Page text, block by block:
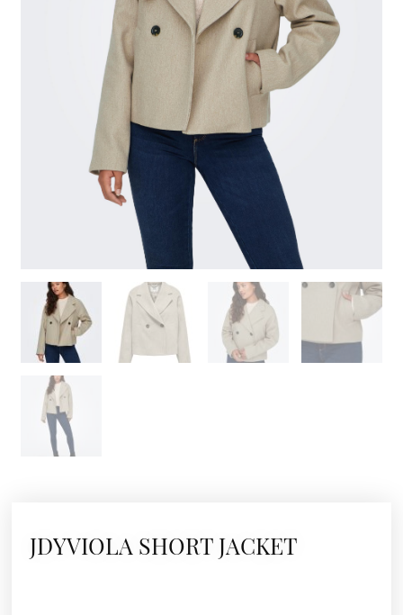
JDYVIOLA SHORT JACKET